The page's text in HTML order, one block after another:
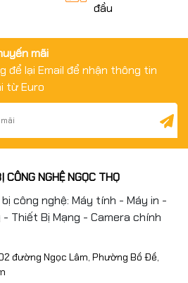
đầu
mãi
để lại Email để nhận thông tin
từ Euro
NGHỆ NGỌC THỌ
công nghệ: Máy tính - Máy in -
Thiết Bị Mạng - Camera chính
đường Ngọc Lâm, Phường Bồ Đề,